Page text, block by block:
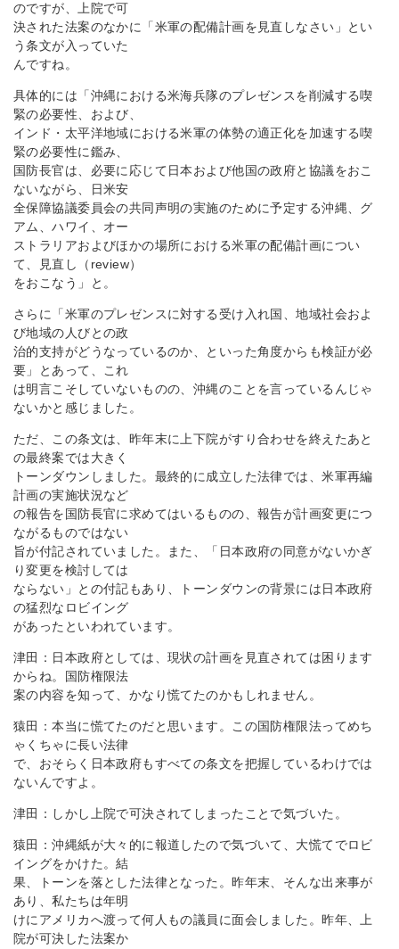
のですが、上院で可
決された法案のなかに「米軍の配備計画を見直しなさい」とい
う条文が入っていた
んですね。
具体的には「沖縄における米海兵隊のプレゼンスを削減する喫
緊の必要性、および、
インド・太平洋地域における米軍の体勢の適正化を加速する喫
緊の必要性に鑑み、
国防長官は、必要に応じて日本および他国の政府と協議をおこ
ないながら、日米安
全保障協議委員会の共同声明の実施のために予定する沖縄、グ
アム、ハワイ、オー
ストラリアおよびほかの場所における米軍の配備計画につい
て、見直し（review）
をおこなう」と。
さらに「米軍のプレゼンスに対する受け入れ国、地域社会およ
び地域の人びとの政
治的支持がどうなっているのか、といった角度からも検証が必
要」とあって、これ
は明言こそしていないものの、沖縄のことを言っているんじゃ
ないかと感じました。
ただ、この条文は、昨年末に上下院がすり合わせを終えたあと
の最終案では大きく
トーンダウンしました。最終的に成立した法律では、米軍再編
計画の実施状況など
の報告を国防長官に求めてはいるものの、報告が計画変更につ
ながるものではない
旨が付記されていました。また、「日本政府の同意がないかぎ
り変更を検討しては
ならない」との付記もあり、トーンダウンの背景には日本政府
の猛烈なロビイング
があったといわれています。
津田：日本政府としては、現状の計画を見直されては困ります
からね。国防権限法
案の内容を知って、かなり慌てたのかもしれません。
猿田：本当に慌てたのだと思います。この国防権限法ってめち
ゃくちゃに長い法律
で、おそらく日本政府もすべての条文を把握しているわけでは
ないんですよ。
津田：しかし上院で可決されてしまったことで気づいた。
猿田：沖縄紙が大々的に報道したので気づいて、大慌てでロビ
イングをかけた。結
果、トーンを落とした法律となった。昨年末、そんな出来事が
あり、私たちは年明
けにアメリカへ渡って何人もの議員に面会しました。昨年、上
院が可決した法案か